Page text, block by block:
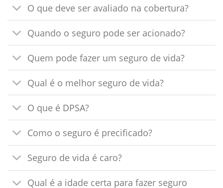
O que deve ser avaliado na cobertura?
Quando o seguro pode ser acionado?
Quem pode fazer um seguro de vida?
Qual é o melhor seguro de vida?
O que é DPSA?
Como o seguro é precificado?
Seguro de vida é caro?
Qual é a idade certa para fazer seguro